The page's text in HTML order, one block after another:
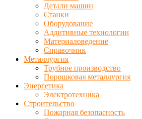
Детали машин
Станки
Оборудование
Аддитивные технологии
Материаловедение
Справочник
Металлургия
Трубное производство
Порошковая металлургия
Энергетика
Электротехника
Строительство
Пожарная безопасность